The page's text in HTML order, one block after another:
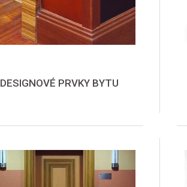
DESIGNOVÉ PRVKY BYTU